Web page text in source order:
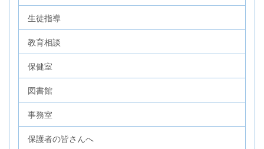
生徒指導
教育相談
保健室
図書館
事務室
保護者の皆さんへ